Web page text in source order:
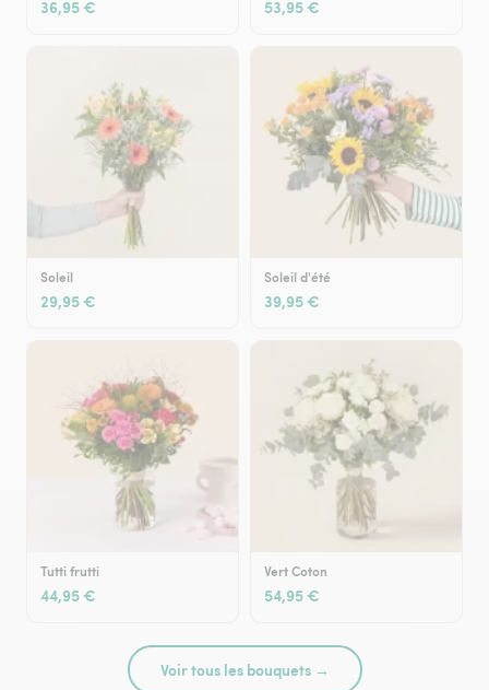
36,95 € 53,95 €
Soleil
29,95 €
Soleil d'été
39,95 €
Tutti frutti
44,95 €
Vert Coton
54,95 €
Voir tous les bouquets →